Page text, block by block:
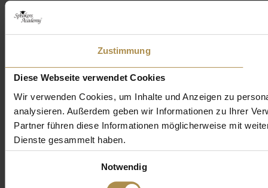
Zustimmung
Diese Webseite verwendet Cookies
Wir verwenden Cookies, um Inhalte und Anzeigen zu
analysieren. Außerdem geben wir Informationen zu Ihrer
Partner führen diese Informationen möglicherweise mit
Dienste gesammelt haben.
Notwendig